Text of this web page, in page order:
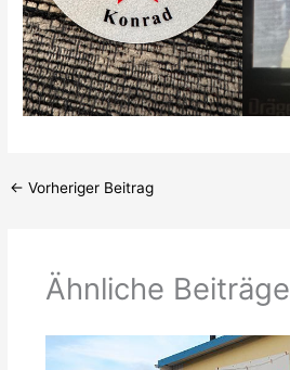
← Vorheriger Beitrag
Ähnliche Beiträge